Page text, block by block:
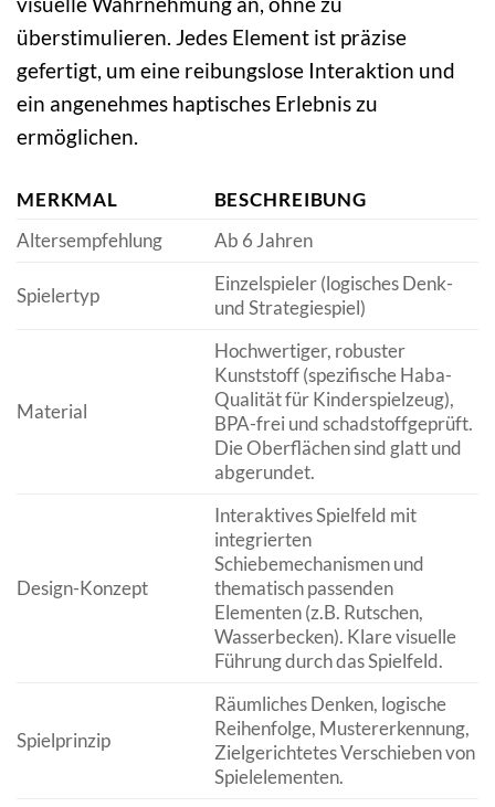
überstimulieren. Jedes Element ist präzise
gefertigt, um eine reibungslose Interaktion und
ein angenehmes haptisches Erlebnis zu
ermöglichen.
MERKMAL
BESCHREIBUNG
Altersempfehlung
Ab 6 Jahren
Spielertyp
Einzelspieler (logisches Denk-
und Strategiespiel)
Material
Hochwertiger, robuster
Kunststoff (spezifische Haba-
Qualität für Kinderspielzeug),
BPA-frei und schadstoffgeprüft.
Die Oberflächen sind glatt und
abgerundet.
Design-Konzept
Interaktives Spielfeld mit
integrierten
Schiebemechanismen und
thematisch passenden
Elementen (z.B. Rutschen,
Wasserbecken). Klare visuelle
Führung durch das Spielfeld.
Spielprinzip
Räumliches Denken, logische
Reihenfolge, Mustererkennung,
Zielgerichtetes Verschieben von
Spielelementen.